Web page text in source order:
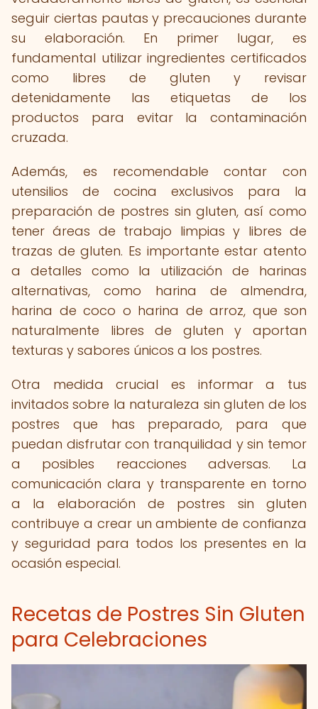
seguir ciertas pautas y precauciones durante
su elaboración. En primer lugar, es
fundamental utilizar ingredientes certificados
como libres de gluten y revisar
detenidamente las etiquetas de los
productos para evitar la contaminación
cruzada.
Además, es recomendable contar con
utensilios de cocina exclusivos para la
preparación de postres sin gluten, así como
tener áreas de trabajo limpias y libres de
trazas de gluten. Es importante estar atento
a detalles como la utilización de harinas
alternativas, como harina de almendra,
harina de coco o harina de arroz, que son
naturalmente libres de gluten y aportan
texturas y sabores únicos a los postres.
Otra medida crucial es informar a tus
invitados sobre la naturaleza sin gluten de los
postres que has preparado, para que
puedan disfrutar con tranquilidad y sin temor
a posibles reacciones adversas. La
comunicación clara y transparente en torno
a la elaboración de postres sin gluten
contribuye a crear un ambiente de confianza
y seguridad para todos los presentes en la
ocasión especial.
Recetas de Postres Sin Gluten
para Celebraciones